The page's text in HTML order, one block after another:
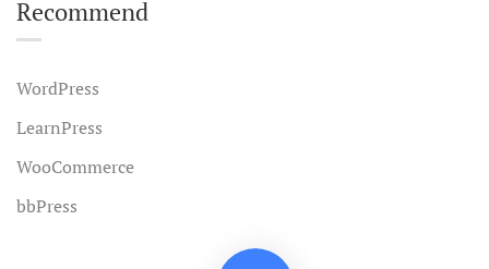
Recommend
WordPress
LearnPress
WooCommerce
bbPress